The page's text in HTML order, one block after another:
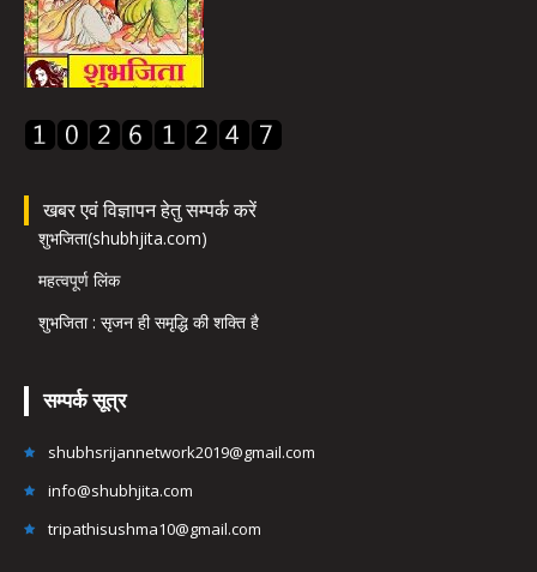
खबर एवं विज्ञापन हेतु सम्पर्क करें
शुभजिता(shubhjita.com)
महत्वपूर्ण लिंक
शुभजिता : सृजन ही समृद्धि की शक्ति है
सम्पर्क सूत्र
shubhsrijannetwork2019@gmail.com
info@shubhjita.com
tripathisushma10@gmail.com